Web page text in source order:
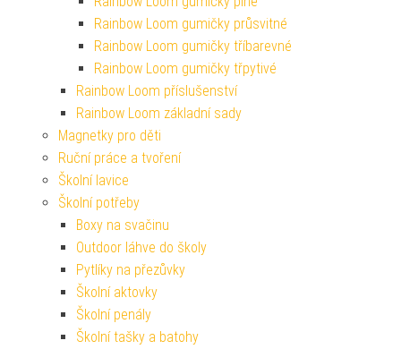
Rainbow Loom gumičky průsvitné
Rainbow Loom gumičky tříbarevné
Rainbow Loom gumičky třpytivé
Rainbow Loom příslušenství
Rainbow Loom základní sady
Magnetky pro děti
Ruční práce a tvoření
Školní lavice
Školní potřeby
Boxy na svačinu
Outdoor láhve do školy
Pytlíky na přezůvky
Školní aktovky
Školní penály
Školní tašky a batohy